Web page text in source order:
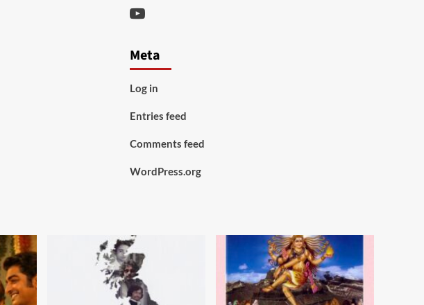
Youtube
Meta
Log in
Entries feed
Comments feed
WordPress.org